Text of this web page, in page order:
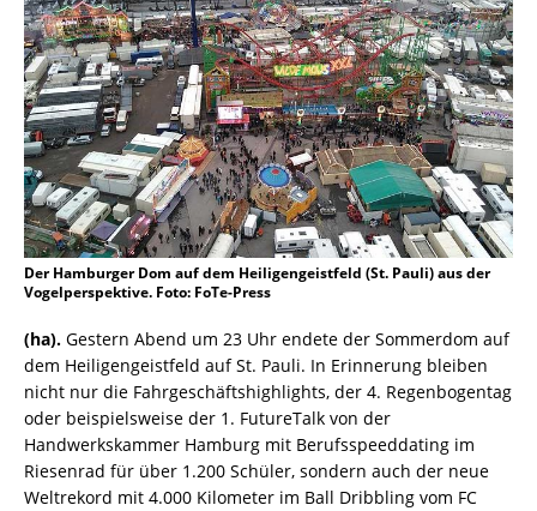
Der Hamburger Dom auf dem Heiligengeistfeld (St. Pauli) aus der
Vogelperspektive. Foto: FoTe-Press
(ha). Gestern Abend um 23 Uhr endete der Sommerdom auf
dem Heiligengeistfeld auf St. Pauli. In Erinnerung bleiben
nicht nur die Fahrgeschäftshighlights, der 4. Regenbogentag
oder beispielsweise der 1. FutureTalk von der
Handwerkskammer Hamburg mit Berufsspeeddating im
Riesenrad für über 1.200 Schüler, sondern auch der neue
Weltrekord mit 4.000 Kilometer im Ball Dribbling vom FC